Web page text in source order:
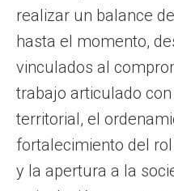
realizar un balance
hasta el momento,
vinculados al
trabajo articulado con
territorial, el
fortalecimiento del
y la apertura a la